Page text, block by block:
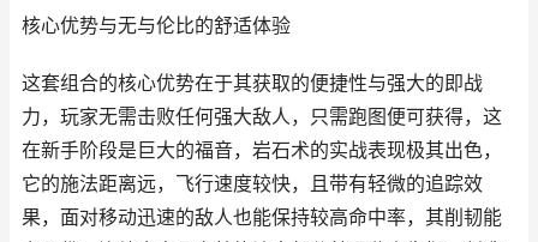
核心优势与无与伦比的舒适体验
这套组合的核心优势在于其获取的便捷性与强大的即战
力，玩家无需击败任何强大敌人，只需跑图便可获得，这
在新手阶段是巨大的福音，岩石术的实战表现极其出色，
它的施法距离远，飞行速度较快，且带有轻微的追踪效
果，面对移动迅速的敌人也能保持较高命中率，其削韧能